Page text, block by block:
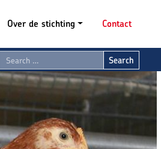
Over de stichting Contact